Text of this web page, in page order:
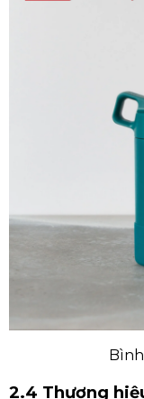
2.4 Thương